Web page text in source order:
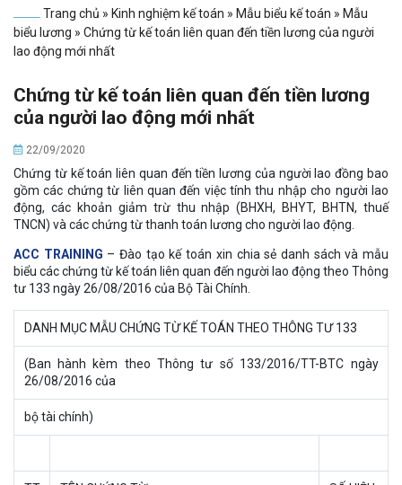
Trang chủ » Kinh nghiệm kế toán » Mẫu biểu kế toán » Mẫu
biểu lương » Chứng từ kế toán liên quan đến tiền lương của người
lao động mới nhất
Chứng từ kế toán liên quan đến tiền lương
của người lao động mới nhất
22/09/2020
Chứng từ kế toán liên quan đến tiền lương của người lao đồng bao
gồm các chứng từ liên quan đến việc tính thu nhập cho người lao
động, các khoản giảm trừ thu nhập (BHXH, BHYT, BHTN, thuế
TNCN) và các chứng từ thanh toán lương cho người lao động.
ACC TRAINING – Đào tạo kế toán xin chia sẻ danh sách và mẫu
biểu các chứng từ kế toán liên quan đến người lao động theo Thông
tư 133 ngày 26/08/2016 của Bộ Tài Chính.
DANH MỤC MẪU CHỨNG TỪ KẾ TOÁN THEO THÔNG TƯ 133
(Ban hành kèm theo Thông tư số 133/2016/TT-BTC ngày
26/08/2016 của
bộ tài chính)